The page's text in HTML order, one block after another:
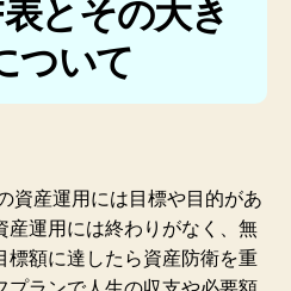
とその大き
ついて
資産運用には目標や目的があ
産運用には終わりがなく、無
標額に達したら資産防衛を重